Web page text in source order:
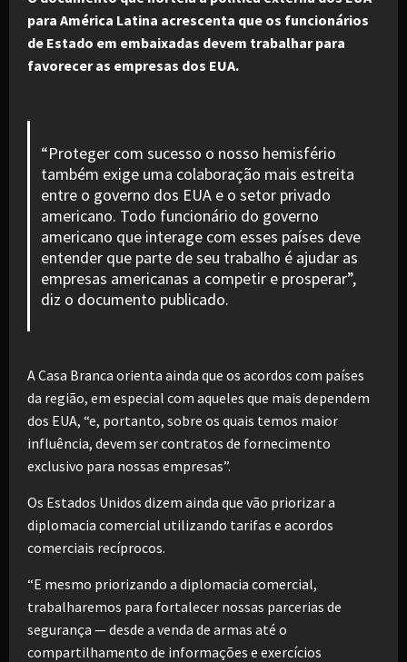
para América Latina acrescenta que os funcionários
de Estado em embaixadas devem trabalhar para
favorecer as empresas dos EUA.
“Proteger com sucesso o nosso hemisfério
também exige uma colaboração mais estreita
entre o governo dos EUA e o setor privado
americano. Todo funcionário do governo
americano que interage com esses países deve
entender que parte de seu trabalho é ajudar as
empresas americanas a competir e prosperar”,
diz o documento publicado.
A Casa Branca orienta ainda que os acordos com países
da região, em especial com aqueles que mais dependem
dos EUA, “e, portanto, sobre os quais temos maior
influência, devem ser contratos de fornecimento
exclusivo para nossas empresas”.
Os Estados Unidos dizem ainda que vão priorizar a
diplomacia comercial utilizando tarifas e acordos
comerciais recíprocos.
“E mesmo priorizando a diplomacia comercial,
trabalharemos para fortalecer nossas parcerias de
segurança — desde a venda de armas até o
compartilhamento de informações e exercícios